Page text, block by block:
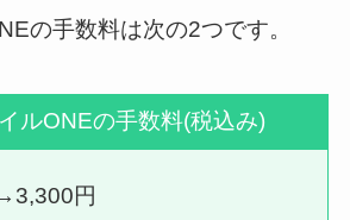
の手数料は次の2つです。
ルONEの手数料(税込み)
円